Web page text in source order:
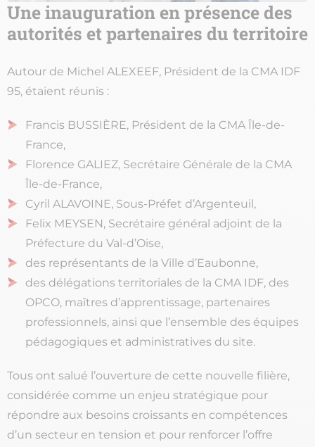
Une inauguration en présence des
autorités et partenaires du territoire
Autour de Michel ALEXEEF, Président de la CMA IDF
95, étaient réunis :
Francis BUSSIÈRE, Président de la CMA Île-de-
France,
Florence GALIEZ, Secrétaire Générale de la CMA
Île-de-France,
Cyril ALAVOINE, Sous-Préfet d’Argenteuil,
Felix MEYSEN, Secrétaire général adjoint de la
Préfecture du Val-d’Oise,
des représentants de la Ville d’Eaubonne,
des délégations territoriales de la CMA IDF, des
OPCO, maîtres d’apprentissage, partenaires
professionnels, ainsi que l’ensemble des équipes
pédagogiques et administratives du site.
Tous ont salué l’ouverture de cette nouvelle filière,
considérée comme un enjeu stratégique pour
répondre aux besoins croissants en compétences
d’un secteur en tension et pour renforcer l’offre